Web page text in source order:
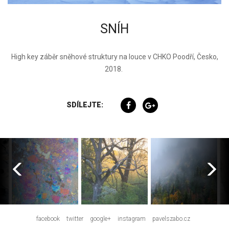
SNÍH
High key záběr sněhové struktury na louce v CHKO Poodří, Česko,
2018.
SDÍLEJTE:
facebook twitter google+ instagram pavelszabo.cz